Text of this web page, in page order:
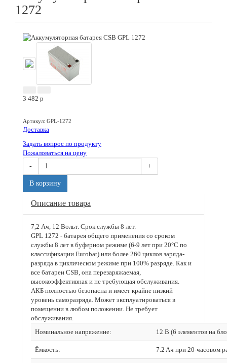
1272
3 482 p
Артикул: GPL-1272
Доставка
Задать вопрос по продукту
Пожаловаться на цену
-
+
В корзину
Описание товара
7,2 Ач, 12 Вольт. Срок службы 8 лет.
GPL 1272 - батарея общего применения со сроком
службы 8 лет в буферном режиме (6-9 лет при 20°С по
классификации Eurobat) или более 260 циклов заряда-
разряда в циклическом режиме при 100% разряде. Как и
все батареи CSB, она перезаряжаемая,
высокоэффективная и не требующая обслуживания.
АКБ полностью безопасна и имеет крайне низкий
уровень саморазряда. Может эксплуатироваться в
помещении в любом положении. Не требует
обслуживания.
Номинальное напряжение:
12 В (6 элементов на
Ёмкость: 7.2 Aч при 20-часовом